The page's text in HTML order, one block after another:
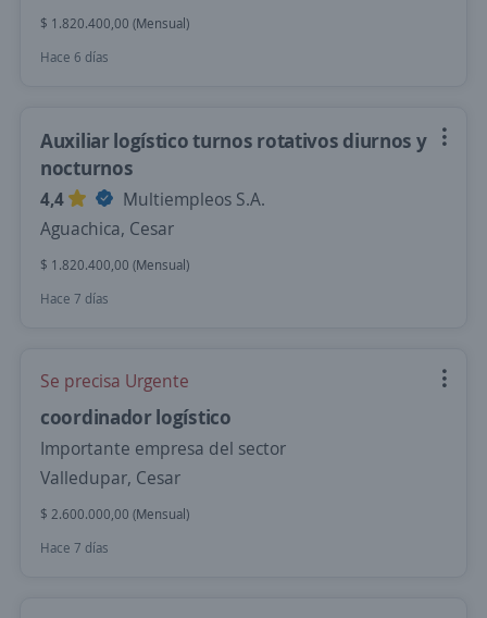
$ 1.820.400,00 (Mensual)
Hace 6 días
Auxiliar logístico turnos rotativos diurnos y
nocturnos
4,4
Multiempleos S.A.
Aguachica, Cesar
$ 1.820.400,00 (Mensual)
Hace 7 días
Se precisa Urgente
coordinador logístico
Importante empresa del sector
Valledupar, Cesar
$ 2.600.000,00 (Mensual)
Hace 7 días